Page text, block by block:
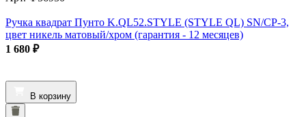
Ручка квадрат Пунто K.QL52.STYLE (STYLE QL) SN/CP-3,
цвет никель матовый/хром (гарантия - 12 месяцев)
1 680 ₽
В корзину